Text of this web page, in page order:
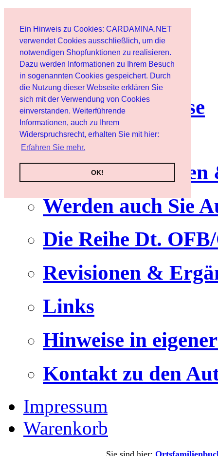
Ein Hinweis zu Cookies: CARDAMINA.NET
verwendet Cookies ausschließlich, um die
notwendigen Shopfunktionen zu realisieren.
Dazu werden Informationen zu Ihrem Besuch
in sogenannten Cookies gespeichert. Durch
die Nutzung dieser Webseite erklären Sie
sich mit der Verwendung von Cookies
einverstanden. Weiterführende
Informationen, auch zu Ihrem
Widerspruchsrecht, erhalten Sie mit hier:
Erfahren Sie mehr.
OK!
Benutzer
Newsletter
Nutzungshinweise
Service
Werden auch Sie
Die Reihe Dt.
Revisionen &
Links
Hinweise in
Kontakt zu den
Impressum
Warenkorb
Sie sind hier: